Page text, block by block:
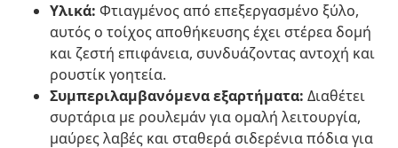
Υλικά: Φτιαγμένος από επεξεργασμένο ξύλο,
αυτός ο τοίχος αποθήκευσης έχει στέρεα δομή
και ζεστή επιφάνεια, συνδυάζοντας αντοχή και
ρουστίκ γοητεία.
Συμπεριλαμβανόμενα εξαρτήματα: Διαθέτει
συρτάρια με ρουλεμάν για ομαλή λειτουργία,
μαύρες λαβές και σταθερά σιδερένια πόδια για